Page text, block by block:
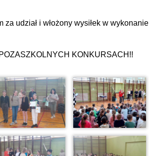
udział i włożony wysiłek w wykonanie
KONKURSACH!!